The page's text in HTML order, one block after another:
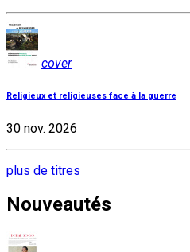
cover
Religieux et religieuses face à la guerre
30 nov. 2026
plus de titres
Nouveautés